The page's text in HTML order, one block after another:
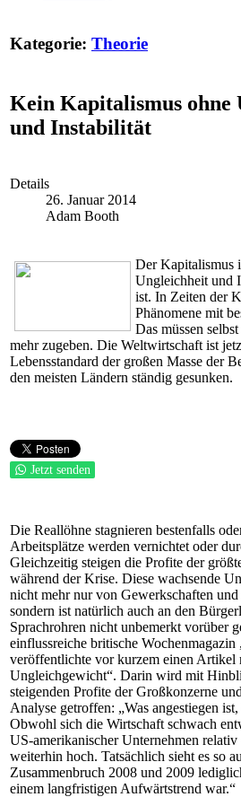
Kategorie: Theorie
Kein Kapitalismus ohne
und Instabilität
Details
26. Januar 2014
Adam Booth
Der Kapitalismus
Ungleichheit und
ist. In Zeiten der
Phänomene mit
Das müssen
mehr zugeben. Die Weltwirtschaft ist
Lebensstandard der großen Masse der
den meisten Ländern ständig gesunken.
Jetzt senden
Die Reallöhne stagnieren bestenfalls
Arbeitsplätze werden vernichtet oder
Gleichzeitig steigen die Profite der
während der Krise. Diese wachsende
nicht mehr nur von Gewerkschaften
sondern ist natürlich auch an den
Sprachrohren nicht unbemerkt vorüber
einflussreiche britische Wochenmagazin
veröffentlichte vor kurzem einen Artikel
Ungleichgewicht“. Darin wird mit
steigenden Profite der Großkonzerne
Analyse getroffen: „Was angestiegen
Obwohl sich die Wirtschaft schwach
US-amerikanischer Unternehmen relativ
weiterhin hoch. Tatsächlich sieht es so
Zusammenbruch 2008 und 2009
einem langfristigen Aufwärtstrend war.“